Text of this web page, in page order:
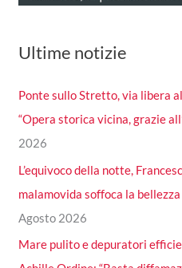
Ultime notizie
Ponte sullo Stretto, via libera
“Opera storica vicina, grazie
2026
L’equivoco della notte,
malamovida soffoca la
Agosto 2026
Mare pulito e depuratori